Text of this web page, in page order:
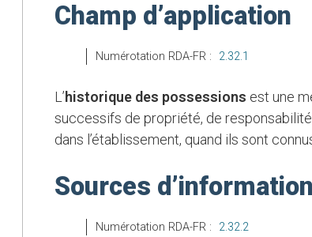
Champ d’application
Numérotation RDA-FR : 2.32.1
L’historique des possessions est une
successifs de propriété, de
dans l’établissement, quand ils sont
Sources d’information
Numérotation RDA-FR : 2.32.2